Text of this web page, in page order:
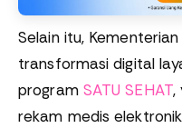
Selain itu,
transformasi digital
program SATU SEHAT,
rekam medis